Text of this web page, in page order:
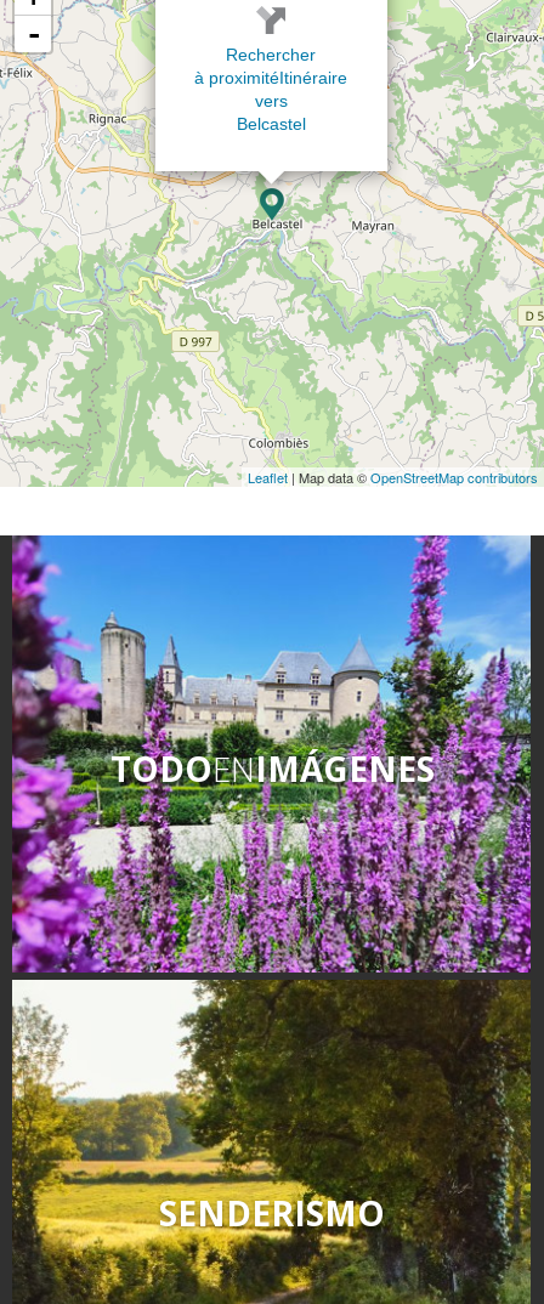
Rechercher
à proximitéItinéraire
vers
Belcastel
-
Leaflet| Map data ©OpenStreetMap contributors
TODOENIMÁGENES
SENDERISMO